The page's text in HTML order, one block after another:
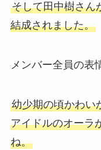
そして田中樹さん
結成されました。
メンバー全員の表
幼少期の頃かわい
アイドルのオーラ
ね。